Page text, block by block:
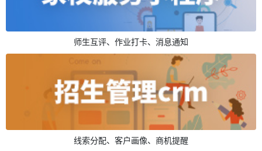
师生互评、作业打卡、消息通知
线索分配、客户画像、商机提醒